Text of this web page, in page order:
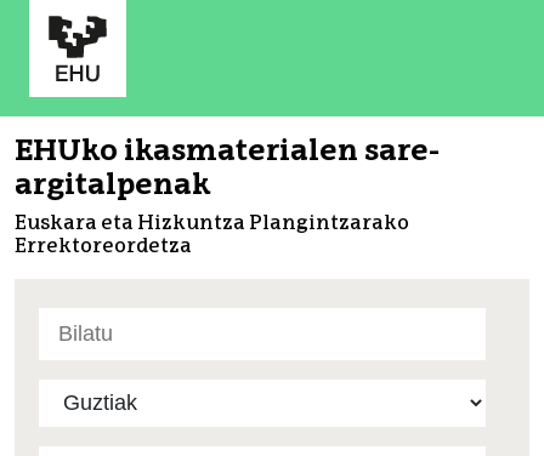
EHUko ikasmaterialen sare-
argitalpenak
Euskara eta Hizkuntza Plangintzarako
Errektoreordetza
atarian